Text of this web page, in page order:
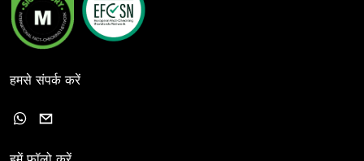
हमसे संपर्क करें